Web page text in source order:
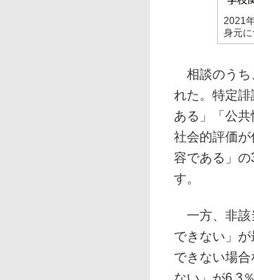
2021
身元
相談のうち
れた。特定
ある」「公
社会的評価
容である」
す。
一方、非該
できない」
できない場